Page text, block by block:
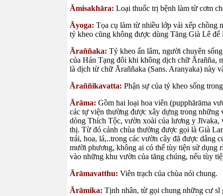
Āmisakhāra: Loại thuốc trị bệnh làm từ cơm
Āyoga: Tọa cụ làm từ nhiều lớp vải xếp chồng
tỷ kheo cũng không được dùng Tăng Già Lê
Āraññaka: Tỷ kheo ẩn lâm, người chuyên
của Hán Tạng đôi khi không dịch chữ Ārañña,
là dịch từ chữ Āraññaka (Sans. Aranyaka) này
Āraññikavatta: Phận sự của tỷ kheo sống
Ārāma: Gồm hai loại hoa viên (pupphārāma
các tự viện thường được xây dựng trong
dòng Thích Tộc, vườn xoài của lương y
thị. Từ đó cảnh chùa thường được gọi là Già
trái, hoa, lá,..trong các vườn cây đã được dâng
mười phương, không ai có thể tùy tiện sử
vào những khu vườn của tăng chúng, nếu tùy
Ārāmavatthu: Viên trạch của chùa nói chung.
Ārāmika: Tịnh nhân, từ gọi chung những cư